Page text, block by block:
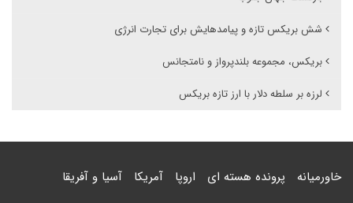
شش بریکس تازه و پیامدهایش برای تجارت انرژی
بریکس، مجموعه بلندپرواز و نامتجانس
لرزه بر سلطه دلار با ارز تازه بریکس
خاورمیانه پرونده هسته ای اروپا آمریکا آسیا و آفریقا